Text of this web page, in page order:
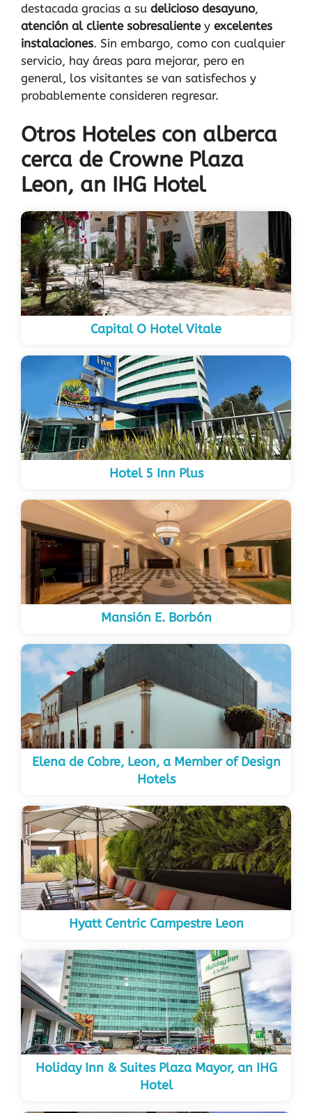
destacada gracias a su delicioso desayuno,
atención al cliente sobresalientey excelentes
instalaciones. Sin embargo, como con cualquier
servicio, hay áreas para mejorar, pero en
general, los visitantes se van satisfechos y
probablemente consideren regresar.
Otros Hoteles con alberca
cerca de Crowne Plaza
Leon, an IHG Hotel
Capital O Hotel Vitale
Hotel 5 Inn Plus
Mansión E. Borbón
Elena de Cobre, Leon, a Member of Design
Hotels
Hyatt Centric Campestre Leon
Holiday Inn & Suites Plaza Mayor, an IHG
Hotel